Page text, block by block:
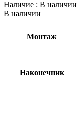
Наличие : В наличии
В наличии
Монтаж
Наконечник